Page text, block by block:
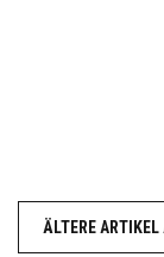
ÄLTERE ARTIKEL